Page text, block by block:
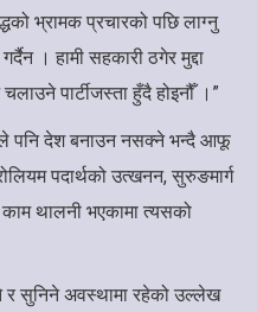
भ्रामक प्रचारको पछि लाग्नु
। हामी सहकारी ठगेर मुद्दा
पार्टीजस्ता हुँदै होइनौँ ।”
देश बनाउन नसक्ने भन्दै आफू
पदार्थको उत्खनन, सुरुङमार्ग
काम थालनी भएकामा त्यसको
र सुनिने अवस्थामा रहेको उल्लेख